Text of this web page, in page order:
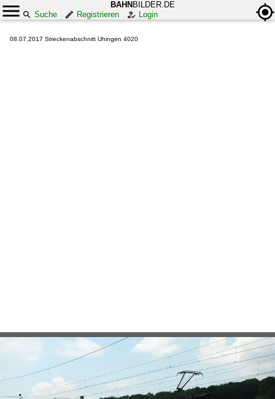
BAHN BILDER.DE
Suche
Registrieren Login
08.07.2017 Streckenabschnitt Uhingen 4020